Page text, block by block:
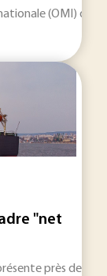
(OMI)
"net
près de 3 %